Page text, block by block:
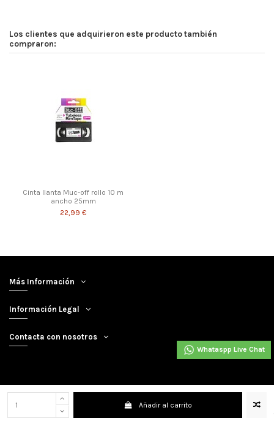
Añadir al carrito
Los clientes que adquirieron este producto también
compraron:
Cinta llanta Muc-off rollo 10 m
ancho 25mm
22,99 €
Más Información
Información Legal
Contacta con nosotros
Whataspp Live Chat